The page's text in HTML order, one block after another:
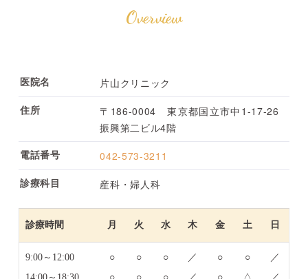
Overview
医院名 片山クリニック
住所
〒186-0004 東京都国立市中1-17-26
振興第二ビル4階
電話番号 042-573-3211
診療科目 産科・婦人科
診療時間 月 火 水 木 金 土 日
9:00～12:00 ○ ○ ○ ／ ○ ○
／